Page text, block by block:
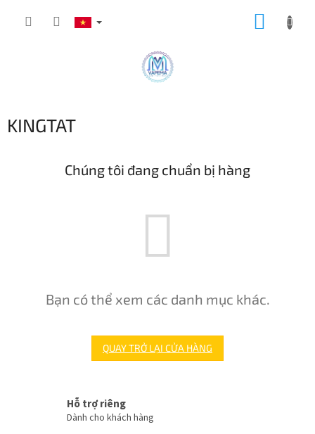
GIỎ
KINGTAT
Chúng tôi đang chuẩn bị hàng
Bạn có thể xem các danh mục khác.
QUAY TRỞ LẠI CỬA HÀNG
Hỗ trợ riêng
Dành cho khách hàng